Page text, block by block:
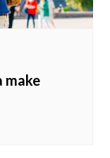
make